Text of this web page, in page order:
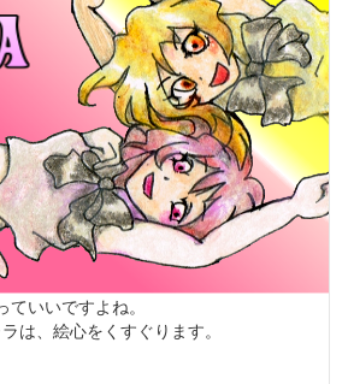
いいですよね。
は、絵心をくすぐります。